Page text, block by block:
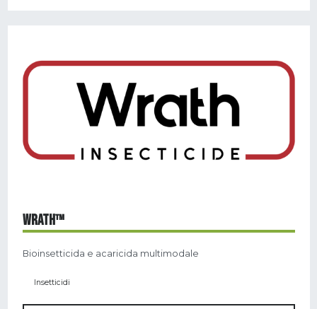
WRATH™
Bioinsetticida e acaricida multimodale
Insetticidi